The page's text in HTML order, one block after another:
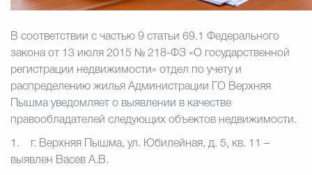
Избирательная
Гостям Городского
Общественная
В соответствии с частью 9 статьи 69.1 Федерального
закона от 13 июля 2015 № 218-ФЗ «О государственной
регистрации недвижимости» отдел по учету и
распределению жилья Администрации ГО Верхняя
Пышма уведомляет о выявлении в качестве
правообладателей следующих объектов недвижимости.
1.
г. Верхняя Пышма, ул. Юбилейная, д. 5, кв. 11 –
выявлен Васев А.В.